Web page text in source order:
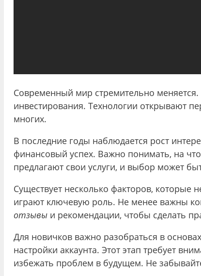
Современный мир стремительно
инвестирования. Технологии открывают
многих.
В последние годы наблюдается рост
финансовый успех. Важно понимать, на
предлагают свои услуги, и выбор может
Существует несколько факторов, которые
играют ключевую роль. Не менее важны
отзывы и рекомендации, чтобы сделать
Для новичков важно разобраться в
настройки аккаунта. Этот этап требует
избежать проблем в будущем. Не